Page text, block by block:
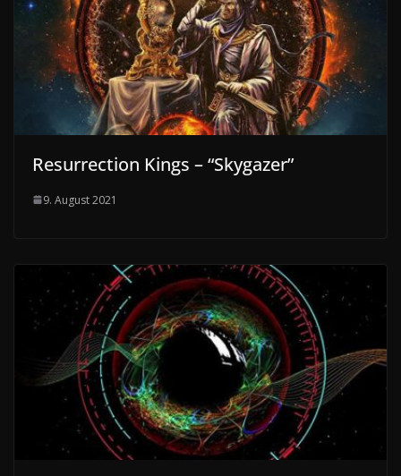
Resurrection Kings – “Skygazer”
9. August 2021